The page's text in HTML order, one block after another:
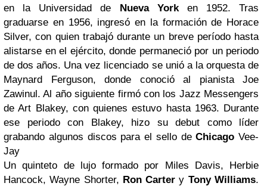
en la Universidad de Nueva Yorken 1952. Tras
graduarse en 1956, ingresó en la formación de Horace
Silver, con quien trabajó durante un breve período hasta
alistarse en el ejército, donde permaneció por un periodo
de dos años. Una vez licenciado se unió a la orquesta de
Maynard Ferguson, donde conoció al pianista Joe
Zawinul. Al año siguiente firmó con los Jazz Messengers
de Art Blakey, con quienes estuvo hasta 1963. Durante
ese periodo con Blakey, hizo su debut como líder
grabando algunos discos para el sello de Chicago Vee-
Jay
Un quinteto de lujo formado por Miles Davis, Herbie
Hancock, Wayne Shorter, Ron Carter y Tony Williams.